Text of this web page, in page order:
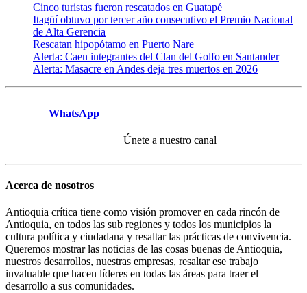
Cinco turistas fueron rescatados en Guatapé
Itagüí obtuvo por tercer año consecutivo el Premio Nacional
de Alta Gerencia
Rescatan hipopótamo en Puerto Nare
Alerta: Caen integrantes del Clan del Golfo en Santander
Alerta: Masacre en Andes deja tres muertos en 2026
WhatsApp
Únete a nuestro canal
Acerca de nosotros
Antioquia crítica tiene como visión promover en cada rincón de
Antioquia, en todos las sub regiones y todos los municipios la
cultura política y ciudadana y resaltar las prácticas de convivencia.
Queremos mostrar las noticias de las cosas buenas de Antioquia,
nuestros desarrollos, nuestras empresas, resaltar ese trabajo
invaluable que hacen líderes en todas las áreas para traer el
desarrollo a sus comunidades.